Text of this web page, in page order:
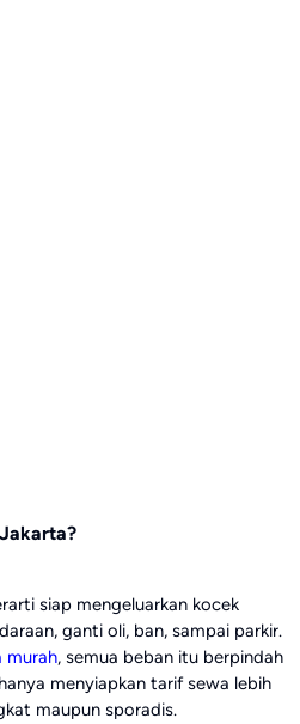
siap mengeluarkan kocek
ganti oli, ban, sampai parkir.
murah, semua beban itu berpindah
menyiapkan tarif sewa lebih
maupun sporadis.